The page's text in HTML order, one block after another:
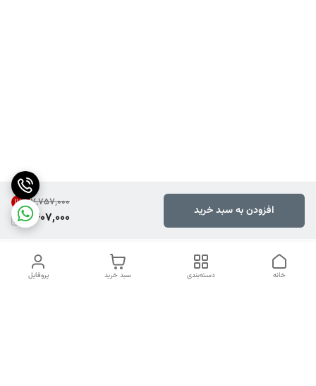
۷٬۷۵۷٬۰۰۰ 17%
6,407,000 افزودن به سبد خرید
پروفایل سبد خرید دسته‌بندی خانه